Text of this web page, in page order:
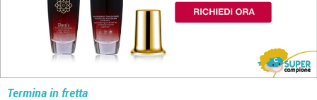
Termina in fretta